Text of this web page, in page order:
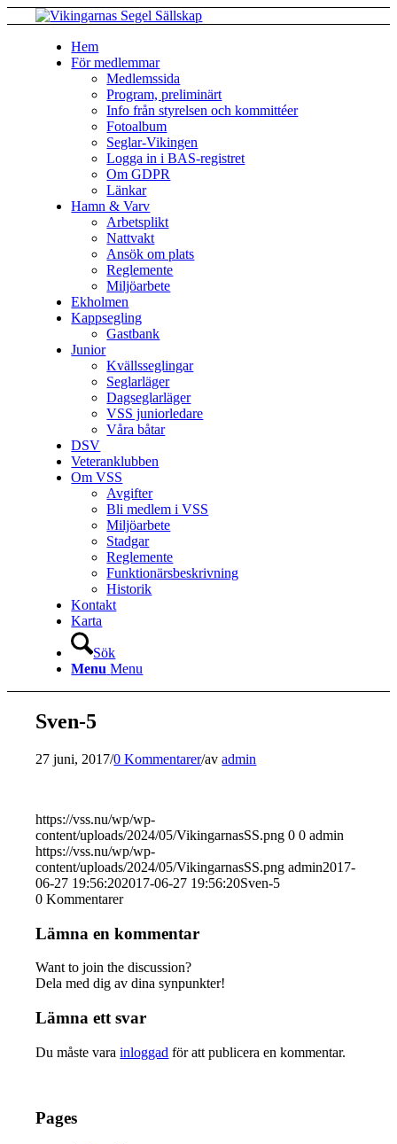
Hem
För medlemmar
Medlemssida
Program, preliminärt
Info från styrelsen och kommittéer
Fotoalbum
Seglar-Vikingen
Logga in i BAS-registret
Om GDPR
Länkar
Hamn & Varv
Arbetsplikt
Nattvakt
Ansök om plats
Reglemente
Miljöarbete
Ekholmen
Kappsegling
Gastbank
Junior
Kvällsseglingar
Seglarläger
Dagseglarläger
VSS juniorledare
Våra båtar
DSV
Veteranklubben
Om VSS
Avgifter
Bli medlem i VSS
Miljöarbete
Stadgar
Reglemente
Funktionärsbeskrivning
Historik
Kontakt
Karta
Sök
Menu Menu
Sven-5
27 juni, 2017/0 Kommentarer/avadmin
https://vss.nu/wp/wp-
content/uploads/2024/05/VikingarnasSS.png 0 0 admin
https://vss.nu/wp/wp-
content/uploads/2024/05/VikingarnasSS.png admin2017-
06-27 19:56:202017-06-27 19:56:20Sven-5
0 Kommentarer
Lämna en kommentar
Want to join the discussion?
Dela med dig av dina synpunkter!
Lämna ett svar
Du måste varainloggad för att publicera en kommentar.
Pages